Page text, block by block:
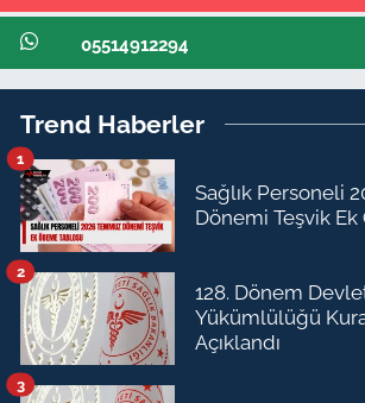
05514912294
Trend Haberler
Sağlık Personeli
Dönemi Teşvik
1
128. Dönem
Yükümlülüğü
Açıklandı
2
3